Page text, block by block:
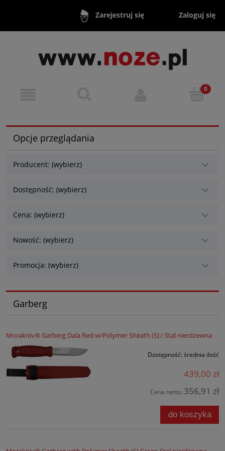
Zarejestruj się Zaloguj się
Opcje przeglądania
Producent: (wybierz)
Dostępność: (wybierz)
Cena: (wybierz)
Nowość: (wybierz)
Promocja: (wybierz)
Garberg
Morakniv® Garberg Dala Red w/Polymer Sheath (S) / Stal nierdzewna
Dostępność: średnia ilość
439,00 zł
Cena netto: 356,91 zł
do koszyka